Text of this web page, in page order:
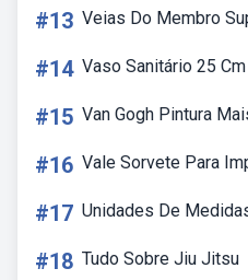
#13 Veias Do Membro
#14 Vaso Sanitário 25
#15 Van Gogh Pintura
#16 Vale Sorvete Para
#17 Unidades De
#18 Tudo Sobre Jiu Jitsu